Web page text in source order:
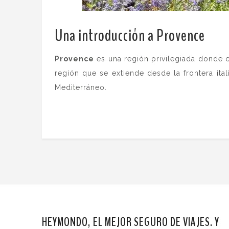
Una introducción a Provence
Provence es una región privilegiada donde
región que se extiende desde la frontera
Mediterráneo.
HEYMONDO, EL MEJOR SEGURO DE VIAJES. Y